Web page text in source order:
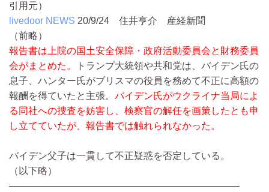
引用元）
livedoor NEWS 20/9/24 住井亨介 産経新聞
（前略）
報告書は上院の国土安全保障・政府活動委員会と財務委員
会がまとめた。
トランプ大統領や共和党は、バイデン氏の
息子、ハンター氏がブリスマの役員を務めて不正に高額の
報酬を得ていたと主張。 バイデン氏がウクライナ当局によ
る同社への捜査を妨害し、検察官の解任を画策したとも申
し立てていたが、報告書では触れられなかった。
バイデン父子は一貫して不正疑惑を否定している。
（以下略）
————————————————————————